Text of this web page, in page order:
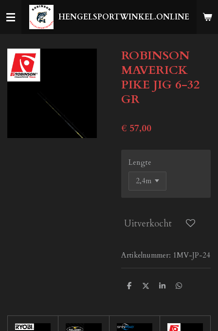
direct
hoofdinhoud
HENGELSPORTWINKEL.ONLINE
ROBINSON
MAVERICK
PIKE JIG 6-32
GR
€ 57,00
Lengte
Uitverkocht
Artikelnummer: 1MV-JP-24
D
n
D
S
e
D
n